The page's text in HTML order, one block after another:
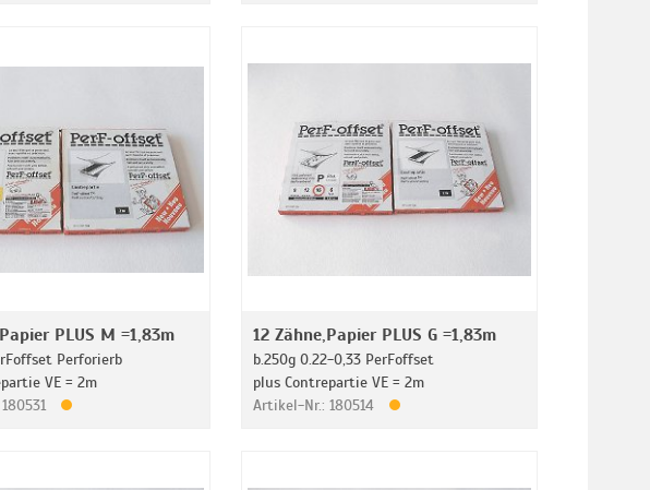
PLUS M =1,83m
Perforierb
VE = 2m
12 Zähne,Papier PLUS G =1,83m
b.250g 0.22-0,33 PerFoffset
plus Contrepartie VE = 2m
Artikel-Nr.: 180514